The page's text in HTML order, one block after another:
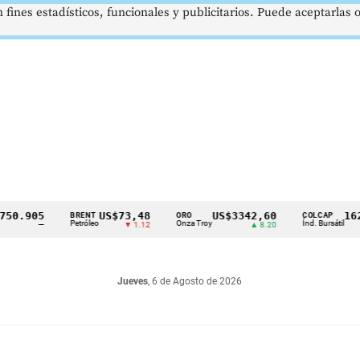
BRENT
Petróleo
US$73,48
▼ 1.12
ORO
Onza Troy
US$3342,60 COLCAP
Índ. Bursátil
Jueves, 6 de Agosto de 2026
estadísticos, funcionales y publicitarios. Puede aceptarlas